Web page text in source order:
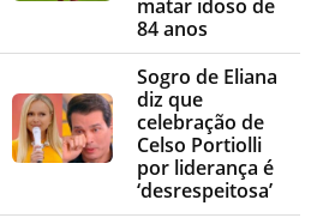
matar idoso de
84 anos
Sogro de Eliana
diz que
celebração de
Celso Portiolli
por liderança é
‘desrespeitosa’